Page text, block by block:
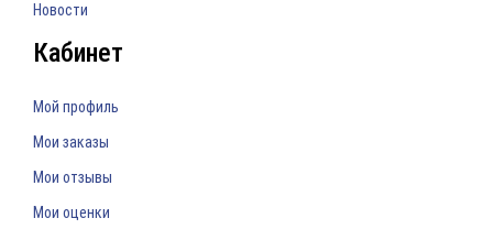
Новости
Кабинет
Мой профиль
Мои заказы
Мои отзывы
Мои оценки